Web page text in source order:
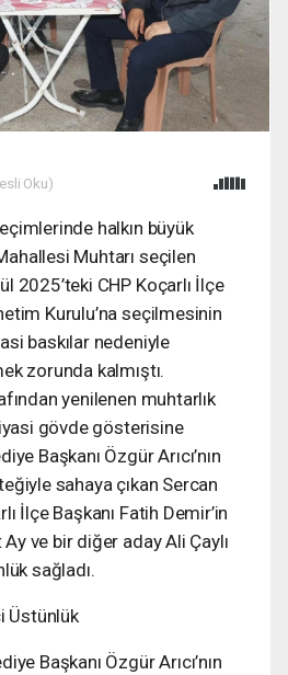
Oku)
halkın büyük
Muhtarı seçilen
2025’teki CHP Koçarlı İlçe
Kurulu’na seçilmesinin
baskılar nedeniyle
zorunda kalmıştı.
yenilenen muhtarlık
gövde gösterisine
Başkanı Özgür Arıcı’nın
sahaya çıkan Sercan
İlçe Başkanı Fatih Demir’in
ve bir diğer aday Ali Çaylı
sağladı.
Üstünlük
Başkanı Özgür Arıcı’nın